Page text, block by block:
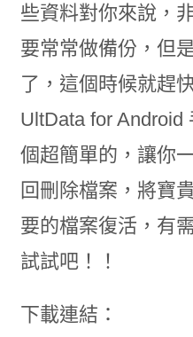
些資料對你來說，
要常常做備份，但
了，這個時候就趕
UltData for Android
個超簡單的，讓你
回刪除檔案，將寶
要的檔案復活，有
試試吧！！
下載連結：